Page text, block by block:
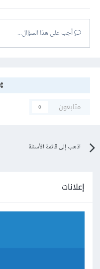
أجب على هذا السؤال...
متابعون
0
اذهب إلى قائمة الأسئلة
إعلانات